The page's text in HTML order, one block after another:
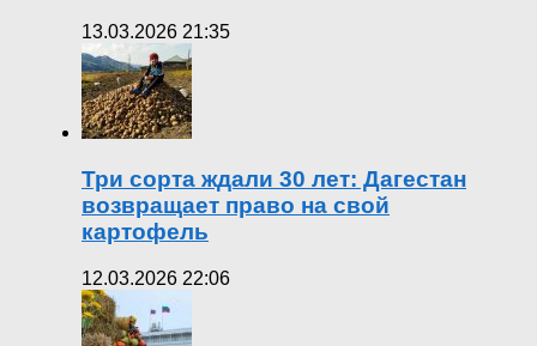
13.03.2026 21:35
Три сорта ждали 30 лет: Дагестан
возвращает право на свой
картофель
12.03.2026 22:06